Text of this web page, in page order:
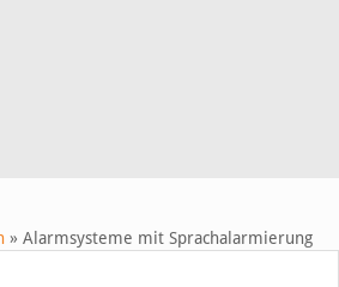
» Alarmsysteme mit Sprachalarmierung